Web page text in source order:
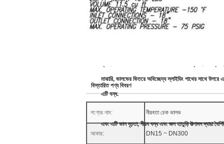
মাঝারি: জল এবং দুর্বল ক্ষয়কারী তরল
ফ্ল্যাঞ্জড বল চেক ভালভ রাবার কভার রোলারকে ডিস্ক হিসাবে
মাঝারি, ভালভের ভিতরে অবিচ্ছেদ্য স্লাইডিং পাথের সাথে উপরে
এটি বন্ধ.
এবং এটি ভাল দৃঢ়তা, নীরব বন্ধ এবং জল হাতুড়ি উত্পাদন দ্বারা
বিস্তারিত পণ্য বিবরণ
পণ্যের নাম: নীরবতা চেক ভালভ
আকার: DN15 ~ DN300